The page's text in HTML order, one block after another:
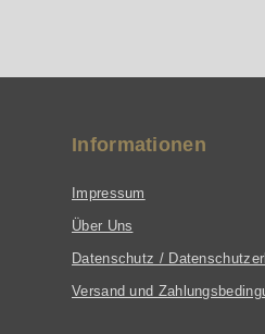
Informationen
Impressum
Über Uns
Datenschutz /
Versand und